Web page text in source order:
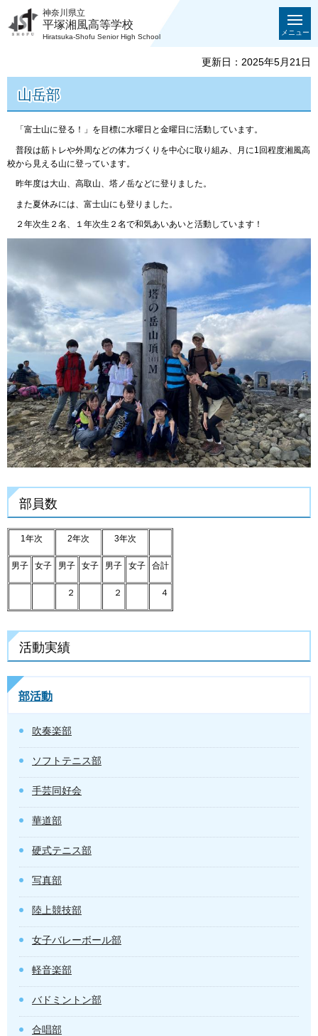
神奈川県立
平塚湘風高等学校
Hiratsuka-Shofu Senior High School
メニュー
更新日：2025年5月21日
山岳部
「富士山に登る！」を目標に水曜日と金曜日に活動しています。
普段は筋トレや外周などの体力づくりを中心に取り組み、月に1回程度湘風高
校から見える山に登っています。
昨年度は大山、高取山、塔ノ岳などに登りました。
また夏休みには、富士山にも登りました。
２年次生２名、１年次生２名で和気あいあいと活動しています！
部員数
1年次 2年次 3年次
男子 女子 男子 女子 男子 女子 合計
２ ２ ４
活動実績
部活動
吹奏楽部
ソフトテニス部
手芸同好会
華道部
硬式テニス部
写真部
陸上競技部
女子バレーボール部
軽音楽部
バドミントン部
合唱部